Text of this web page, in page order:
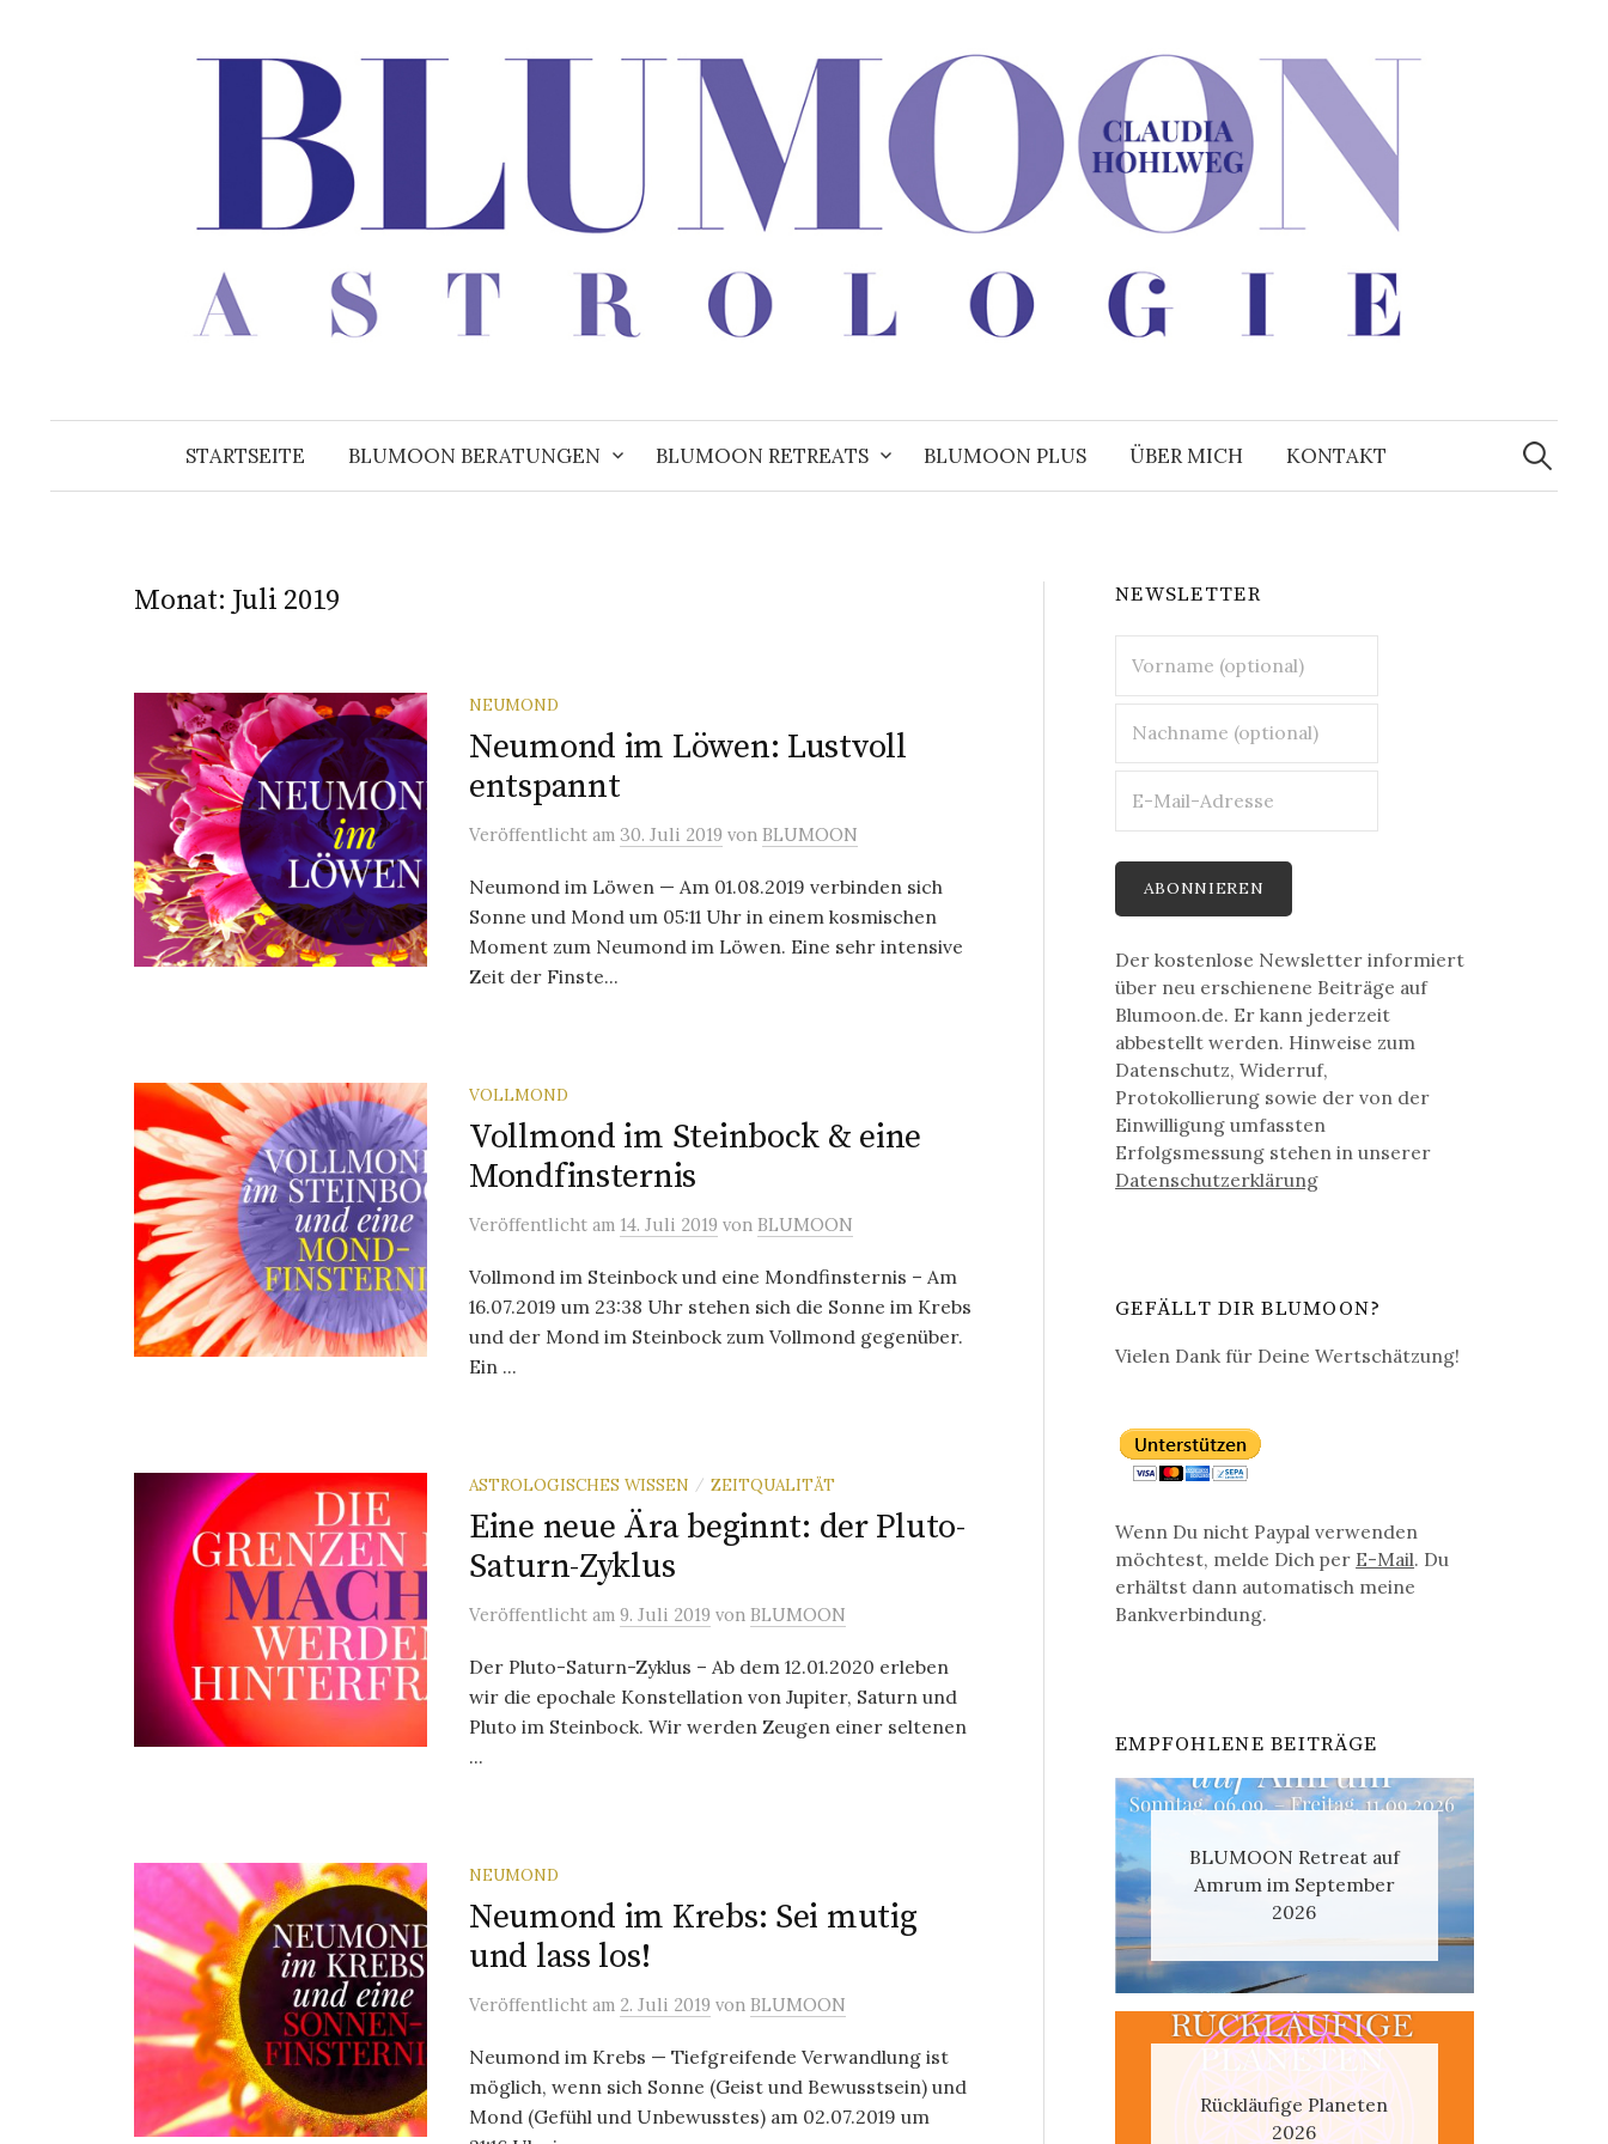
STARTSEITE BLUMOON BERATUNGEN BLUMOON RETREATS BLUMOON PLUS ÜBER MICH KONTAKT
Suchen
nach:
Monat: Juli 2019
NEUMOND
Neumond im Löwen: Lustvoll
entspannt
Veröffentlicht am 30. Juli 2019 von BLUMOON
Neumond im Löwen — Am 01.08.2019 verbinden sich
Sonne und Mond um 05:11 Uhr in einem kosmischen
Moment zum Neumond im Löwen. Eine sehr intensive
Zeit der Finste...
VOLLMOND
Vollmond im Steinbock & eine
Mondfinsternis
Veröffentlicht am 14. Juli 2019 von BLUMOON
Vollmond im Steinbock und eine Mondfinsternis – Am
16.07.2019 um 23:38 Uhr stehen sich die Sonne im Krebs
und der Mond im Steinbock zum Vollmond gegenüber.
Ein ...
ASTROLOGISCHES WISSEN / ZEITQUALITÄT
Eine neue Ära beginnt: der Pluto-
Saturn-Zyklus
Veröffentlicht am 9. Juli 2019 von BLUMOON
Der Pluto-Saturn-Zyklus – Ab dem 12.01.2020 erleben
wir die epochale Konstellation von Jupiter, Saturn und
Pluto im Steinbock. Wir werden Zeugen einer seltenen
...
NEUMOND
Neumond im Krebs: Sei mutig
und lass los!
Veröffentlicht am 2. Juli 2019 von BLUMOON
Neumond im Krebs — Tiefgreifende Verwandlung ist
möglich, wenn sich Sonne (Geist und Bewusstsein) und
Mond (Gefühl und Unbewusstes) am 02.07.2019 um
NEWSLETTER
Der kostenlose Newsletter informiert
über neu erschienene Beiträge auf
Blumoon.de. Er kann jederzeit
abbestellt werden. Hinweise zum
Datenschutz, Widerruf,
Protokollierung sowie der von der
Einwilligung umfassten
Erfolgsmessung stehen in unserer
Datenschutz­erklärung
GEFÄLLT DIR BLUMOON?
Vielen Dank für Deine Wertschätzung!
Wenn Du nicht Paypal verwenden
möchtest, melde Dich per E-Mail. Du
erhältst dann automatisch meine
Bankverbindung.
EMPFOHLENE BEITRÄGE
BLUMOON Retreat auf
Amrum im September
2026
Rückläufige Planeten
2026